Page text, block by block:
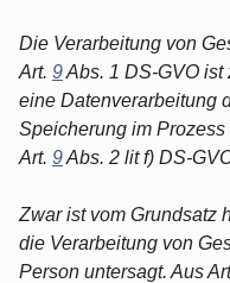
Die Verarbeitung von
Art. 9Abs. 1 DS-GVO
eine Datenverarbeitung
Speicherung im
Art. 9Abs. 2 lit f) DS-
Zwar ist vom Grundsatz
die Verarbeitung von
Person untersagt. Aus